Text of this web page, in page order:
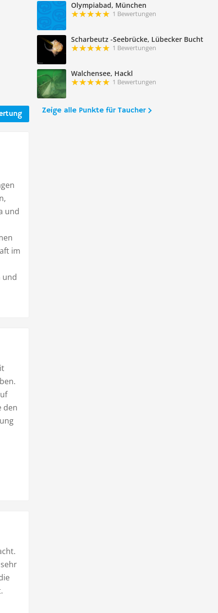
Olympiabad, München
1 Bewertungen
Scharbeutz -Seebrücke, Lübecker Bucht
1 Bewertungen
Walchensee, Hackl
1 Bewertungen
Zeige alle Punkte für Taucher
und
im
und
den